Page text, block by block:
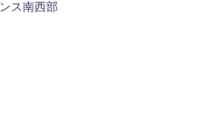
ス南西部